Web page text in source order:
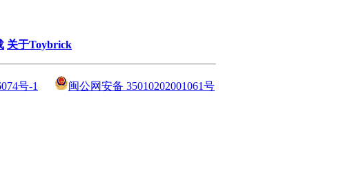
关于Toybrick
号-1 闽公网安备 35010202001061号